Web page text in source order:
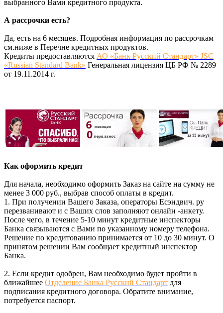
выбранного Вами кредитного продукта.
А рассрочки есть?
Да, есть на 6 месяцев. Подробная информация по рассрочкам
см.ниже в Перечне кредитных продуктов.
Кредиты предоставляются АО «Банк Русский Стандарт» JSC
«Russian Standard Bank» Генеральная лицензия ЦБ РФ № 2289
от 19.11.2014 г.
Как оформить кредит
Для начала, необходимо оформить Заказ на сайте на сумму не
менее 3 000 руб., выбрав способ оплаты в кредит.
1. При получении Вашего Заказа, операторы Есэндвич. ру
перезванивают и с Ваших слов заполняют онлайн -анкету.
После чего, в течение 5-10 минут кредитные инспекторы
Банка связываются с Вами по указанному номеру телефона.
Решение по кредитованию принимается от 10 до 30 минут. О
принятом решении Вам сообщает кредитный инспектор
Банка.
2. Если кредит одобрен, Вам необходимо будет пройти в
ближайшее Отделение Банка Русский Стандарт для
подписания кредитного договора. Обратите внимание,
потребуется паспорт.